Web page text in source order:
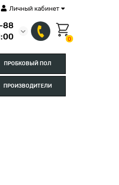
Личный кабинет
88
0
ПРОБКОВЫЙ ПОЛ
ПРОИЗВОДИТЕЛИ